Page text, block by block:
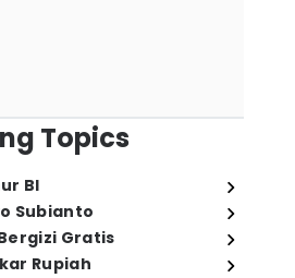
Topics
BI
Subianto
Gratis
Rupiah